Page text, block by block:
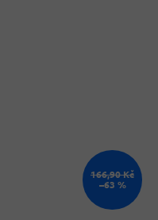
166,90 Kč
–63 %